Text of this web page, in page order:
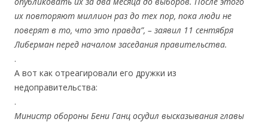
их повторяют миллион раз до тех пор, пока люди не
поверят в то, что это правда”, – заявил 11 сентября
Либерман перед началом заседания правительства.
.
А вот как отреагировали его дружки из
недоправительства:
.
Министр обороны Бени Ганц осудил высказывания главы